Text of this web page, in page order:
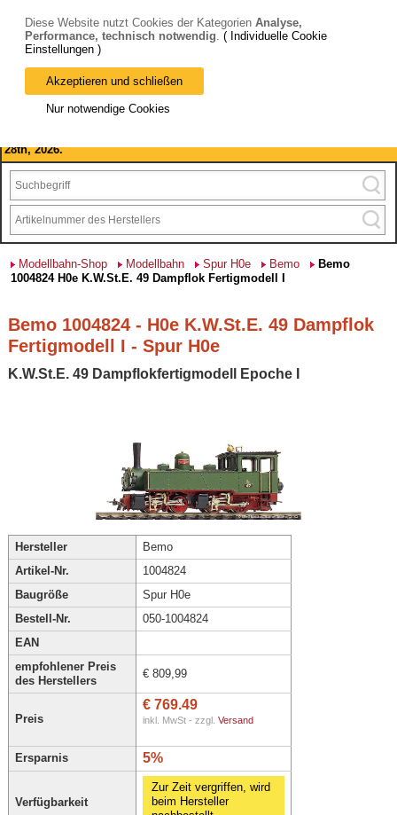
Bitte beachten Sie: wir machen Betriebsferien, vom 03. bis 28.
August 2026 haben wir geschlossen.
28th, 2026.
Modellbahn-Shop Modellbahn Spur H0e Bemo
Bemo
1004824 H0e K.W.St.E. 49 Dampflok Fertigmodell I
Bemo 1004824 - H0e K.W.St.E. 49 Dampflok
Fertigmodell I - Spur H0e
K.W.St.E. 49 Dampflokfertigmodell Epoche I
Hersteller
Bemo
Artikel-Nr.
1004824
Baugröße
Spur H0e
Bestell-Nr.
050-1004824
EAN
empfohlener Preis
des Herstellers
€ 809,99
Preis
€ 769.49
inkl. MwSt - zzgl. Versand
Ersparnis 5%
Verfügbarkeit
Zur Zeit vergriffen, wird
beim Hersteller
Diese Website nutzt Cookies der Kategorien Analyse,
Performance, technisch notwendig. ( Individuelle Cookie
Einstellungen )
Akzeptieren und schließen
Nur notwendige Cookies